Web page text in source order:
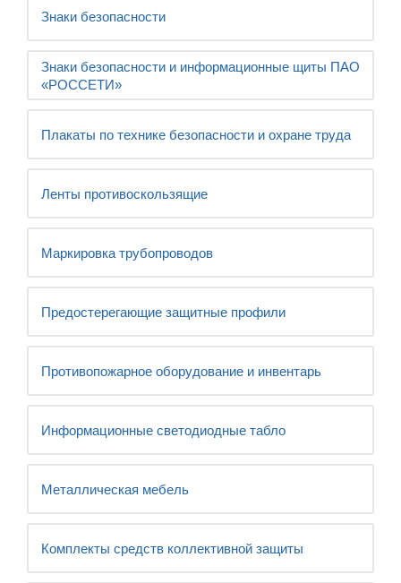
Знаки безопасности
Знаки безопасности и информационные щиты ПАО
«РОССЕТИ»
Плакаты по технике безопасности и охране труда
Ленты противоскользящие
Маркировка трубопроводов
Предостерегающие защитные профили
Противопожарное оборудование и инвентарь
Информационные светодиодные табло
Металлическая мебель
Комплекты средств коллективной защиты